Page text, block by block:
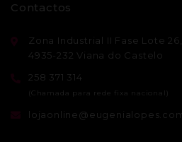
Contactos
Zona Industrial II Fase Lote 26,
4935-232 Viana do Castelo
258 371 314